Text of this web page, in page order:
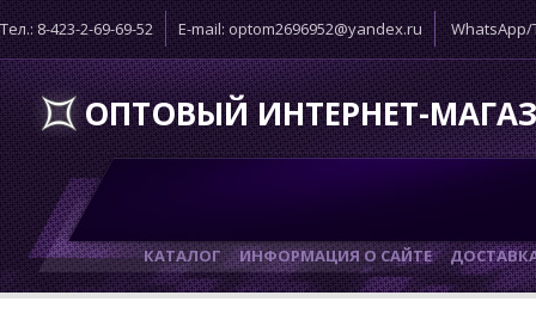
Тел.: 8-423-2-69-69-52 E-mail: optom2696952@yandex.ru WhatsApp/
ОПТОВЫЙ ИНТЕРНЕТ-
КАТАЛОГ ИНФОРМАЦИЯ О САЙТЕ